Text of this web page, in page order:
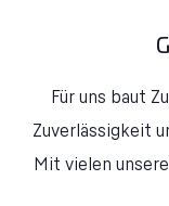
Für uns baut
Zuverlässigkeit
Mit vielen